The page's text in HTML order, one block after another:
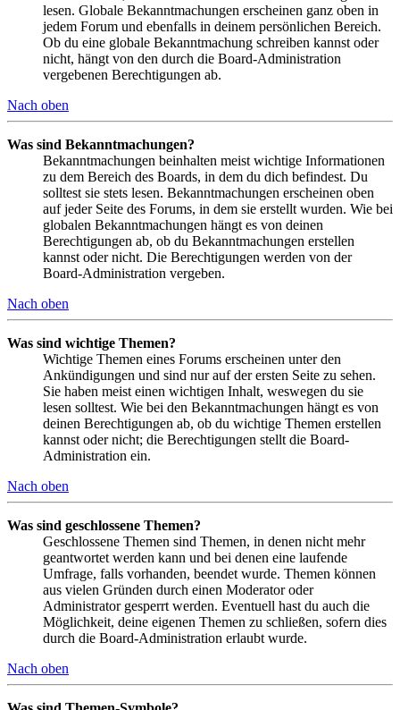
lesen. Globale Bekanntmachungen erscheinen ganz oben in
jedem Forum und ebenfalls in deinem persönlichen Bereich.
Ob du eine globale Bekanntmachung schreiben kannst oder
nicht, hängt von den durch die Board-Administration
vergebenen Berechtigungen ab.
Nach oben
Was sind Bekanntmachungen?
Bekanntmachungen beinhalten meist wichtige Informationen
zu dem Bereich des Boards, in dem du dich befindest. Du
solltest sie stets lesen. Bekanntmachungen erscheinen oben
auf jeder Seite des Forums, in dem sie erstellt wurden. Wie bei
globalen Bekanntmachungen hängt es von deinen
Berechtigungen ab, ob du Bekanntmachungen erstellen
kannst oder nicht. Die Berechtigungen werden von der
Board-Administration vergeben.
Nach oben
Was sind wichtige Themen?
Wichtige Themen eines Forums erscheinen unter den
Ankündigungen und sind nur auf der ersten Seite zu sehen.
Sie haben meist einen wichtigen Inhalt, weswegen du sie
lesen solltest. Wie bei den Bekanntmachungen hängt es von
deinen Berechtigungen ab, ob du wichtige Themen erstellen
kannst oder nicht; die Berechtigungen stellt die Board-
Administration ein.
Nach oben
Was sind geschlossene Themen?
Geschlossene Themen sind Themen, in denen nicht mehr
geantwortet werden kann und bei denen eine laufende
Umfrage, falls vorhanden, beendet wurde. Themen können
aus vielen Gründen durch einen Moderator oder
Administrator gesperrt werden. Eventuell hast du auch die
Möglichkeit, deine eigenen Themen zu schließen, sofern dies
durch die Board-Administration erlaubt wurde.
Nach oben